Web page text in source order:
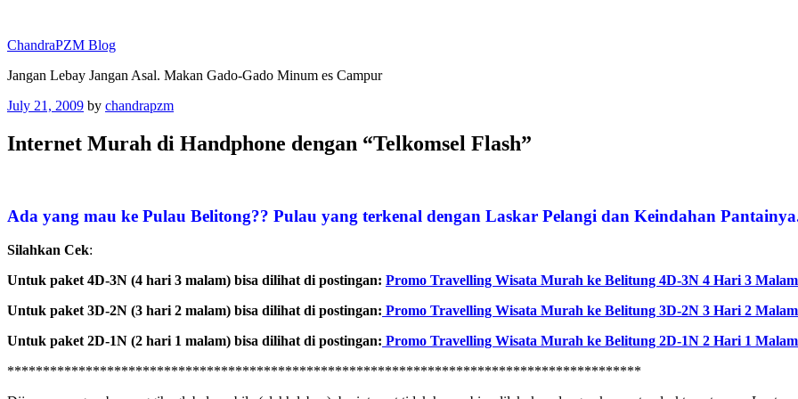
content
ChandraPZM Blog
Jangan Lebay Jangan Asal. Makan Gado-Gado Minum es Campur
Posted
July 21, 2009 by chandrapzm
Internet Murah di Handphone dengan “Telkomsel Flash”
Ada yang mau ke Pulau Belitong?? Pulau yang terkenal dengan Laskar Pelangi dan Keindahan
Silahkan Cek:
Untuk paket 4D-3N (4 hari 3 malam) bisa dilihat di postingan: Promo Travelling Wisata Murah ke Belitung 4D-3N 4 Hari 3 Malam
Untuk paket 3D-2N (3 hari 2 malam) bisa dilihat di postingan: Promo Travelling Wisata Murah ke Belitung 3D-2N 3 Hari 2 Malam
Untuk paket 2D-1N (2 hari 1 malam) bisa dilihat di postingan: Promo Travelling Wisata Murah ke Belitung 2D-1N 2 Hari 1 Malam
*****************************************************************************************